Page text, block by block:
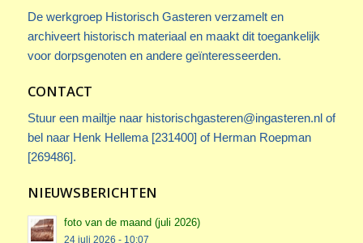
De werkgroep Historisch Gasteren verzamelt en
archiveert historisch materiaal en maakt dit toegankelijk
voor dorpsgenoten en andere geïnteresseerden.
CONTACT
Stuur een mailtje naar historischgasteren@ingasteren.nlof
bel naar Henk Hellema [231400] of Herman Roepman
[269486].
NIEUWSBERICHTEN
foto van de maand (juli 2026)
24 juli 2026 - 10:07